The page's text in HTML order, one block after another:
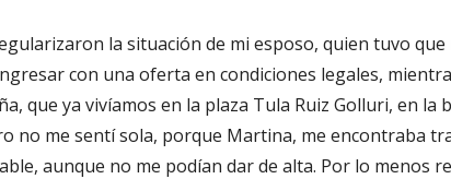
la situación de mi esposo, quien tuvo
con una oferta en condiciones legales,
que ya vivíamos en la plaza Tula Ruiz Golluri, en la
no me sentí sola, porque Martina, me encontraba
aunque no me podían dar de alta. Por lo menos